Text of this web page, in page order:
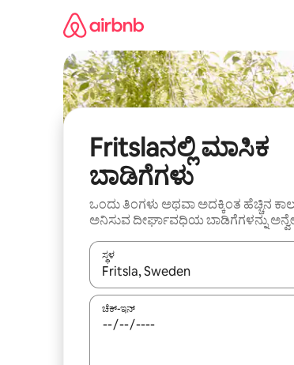
Fritslaನಲ್ಲಿ ಮಾಸಿಕ
ಬಾಡಿಗೆಗಳು
ಒಂದು ತಿಂಗಳು ಅಥವಾ ಅದಕ್ಕಿಂತ ಹೆಚ್ಚಿನ
ಅನಿಸುವ ದೀರ್ಘಾವಧಿಯ ಬಾಡಿಗೆಗಳನ್ನು
ಸ್ಥಳ
ಫಲಿತಾಂಶಗಳು ಲಭ್ಯವಿರುವಾಗ, ಅಪ್ ಮತ್ತು
ಚೆಕ್-ಇನ್